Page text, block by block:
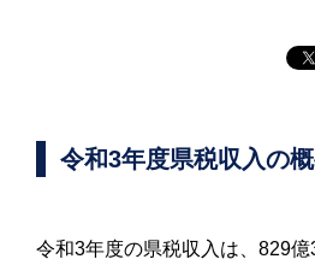
令和3年度県税収入の
令和3年度の県税収入は、829